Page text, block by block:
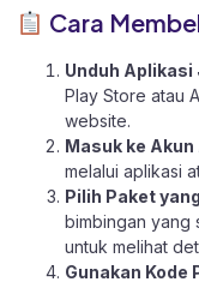
Cara
Unduh Aplikasi
Play Store atau
website.
Masuk ke Akun
melalui aplikasi
Pilih Paket
bimbingan yang
untuk melihat
Gunakan Kode